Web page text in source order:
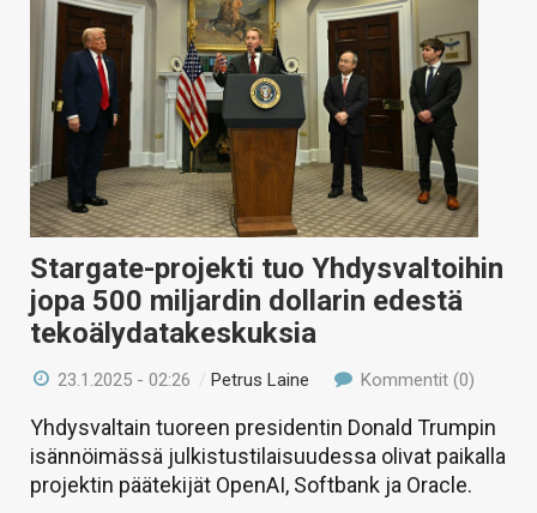
Stargate-projekti tuo Yhdysvaltoihin
jopa 500 miljardin dollarin edestä
tekoälydatakeskuksia
23.1.2025 - 02:26 /Petrus Laine Kommentit (0)
Yhdysvaltain tuoreen presidentin Donald Trumpin
isännöimässä julkistustilaisuudessa olivat paikalla
projektin päätekijät OpenAI, Softbank ja Oracle.